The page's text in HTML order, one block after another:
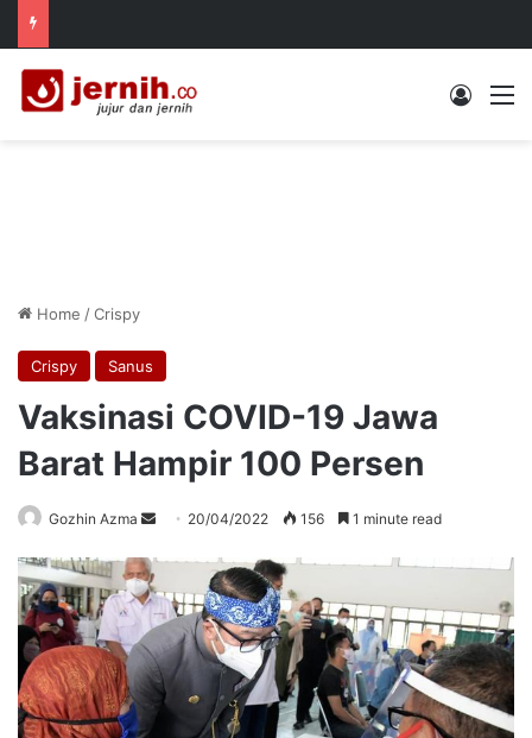
Log In
Home /Crispy
Crispy Sanus
Vaksinasi COVID-19 Jawa
Barat Hampir 100 Persen
Gozhin Azma
Send 20/04/2022 156 1 minute read